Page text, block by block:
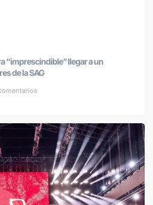
“imprescindible” llegar a un
de la SAG